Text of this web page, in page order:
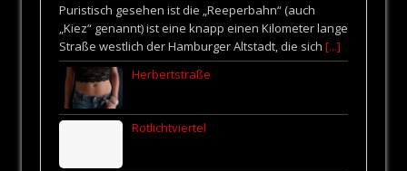
Puristisch gesehen ist die „Reeperbahn“ (auch
„Kiez“ genannt) ist eine knapp einen Kilometer lange
Straße westlich der Hamburger Altstadt, die sich [...]
Herbertstraße
Rotlichtviertel